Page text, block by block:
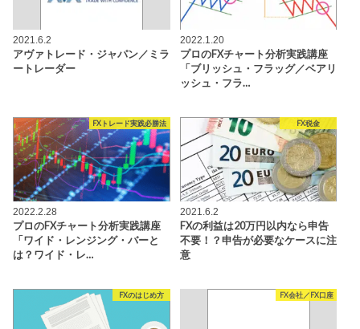
2021.6.2
アヴァトレード・ジャパン／ミラ
ートレーダー
2022.1.20
プロのFXチャート分析実践講座
「ブリッシュ・フラッグ／ベアリ
ッシュ・フラ…
FXトレード実践必勝法
2022.2.28
プロのFXチャート分析実践講座
「ワイド・レンジング・バーと
は？ワイド・レ…
FX税金
2021.6.2
FXの利益は20万円以内なら申告
不要！？申告が必要なケースに注
意
FXのはじめ方 FX会社／FX口座